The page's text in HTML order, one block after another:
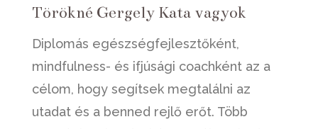
Törökné Gergely Kata vagyok
Diplomás egészségfejlesztőként,
mindfulness- és ifjúsági coachként az a
célom, hogy segítsek megtalálni az
utadat és a benned rejlő erőt. Több